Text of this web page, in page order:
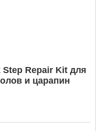
Repair Kit для
и царапин